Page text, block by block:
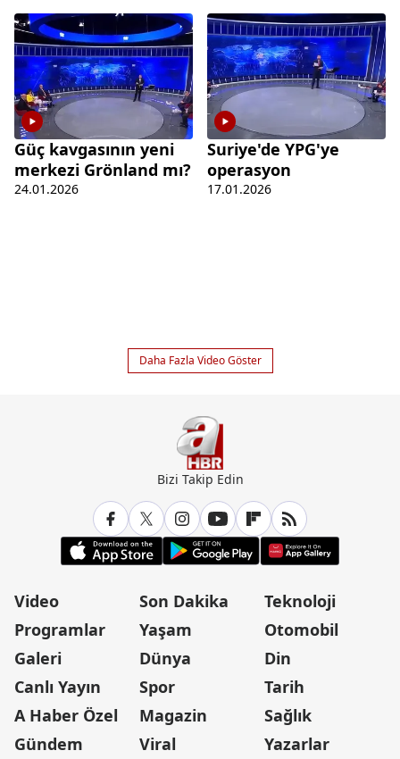
Güç kavgasının yeni
merkezi Grönland mı?
24.01.2026
Suriye'de YPG'ye
operasyon
17.01.2026
Daha Fazla Video Göster
Bizi Takip Edin
Video
Programlar
Galeri
Canlı Yayın
A Haber Özel
Gündem
Son Dakika
Yaşam
Dünya
Spor
Magazin
Viral
Teknoloji
Otomobil
Din
Tarih
Sağlık
Yazarlar